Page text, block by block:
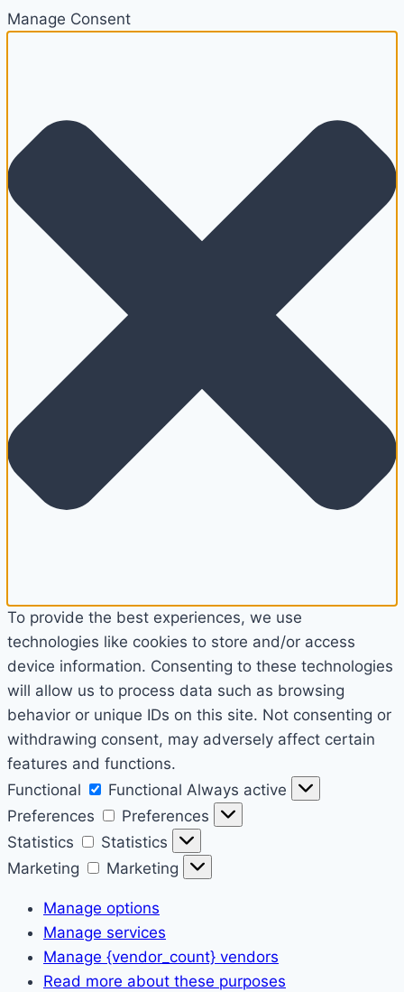
Manage Consent
To provide the best experiences, we use
technologies like cookies to store and/or access
device information. Consenting to these technologies
will allow us to process data such as browsing
behavior or unique IDs on this site. Not consenting or
withdrawing consent, may adversely affect certain
features and functions.
Functional
Functional Always active
Preferences
Preferences
Statistics
Statistics
Marketing
Marketing
Manage options
Manage services
Manage {vendor_count} vendors
Read more about these purposes